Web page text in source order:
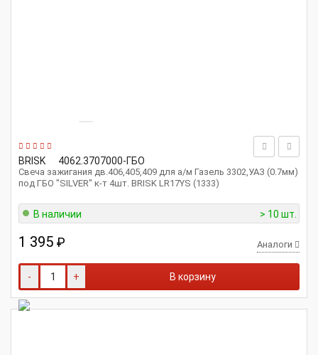
BRISK 4062.3707000-ГБО
Свеча зажигания дв.406,405,409 для а/м Газель 3302,УАЗ (0.7мм)
под ГБО "SILVER" к-т 4шт. BRISK LR17YS (1333)
В наличии > 10 шт.
1 395 ₽ Аналоги
- + В корзину